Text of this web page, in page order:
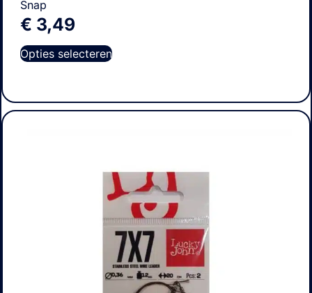
Snap
€ 3,49
Opties selecteren